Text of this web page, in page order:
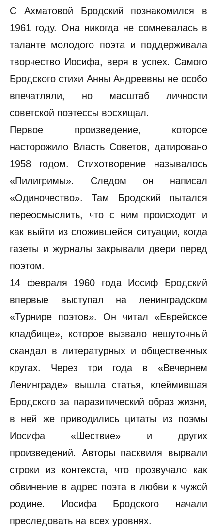
С Ахматовой Бродский познакомился в
1961 году. Она никогда не сомневалась в
таланте молодого поэта и поддерживала
творчество Иосифа, веря в успех. Самого
Бродского стихи Анны Андреевны не особо
впечатляли, но масштаб личности
советской поэтессы восхищал.
Первое произведение, которое
насторожило Власть Советов, датировано
1958 годом. Стихотворение называлось
«Пилигримы». Следом он написал
«Одиночество». Там Бродский пытался
переосмыслить, что с ним происходит и
как выйти из сложившейся ситуации, когда
газеты и журналы закрывали двери перед
поэтом.
14 февраля 1960 года Иосиф Бродский
впервые выступал на ленинградском
«Турнире поэтов». Он читал «Еврейское
кладбище», которое вызвало нешуточный
скандал в литературных и общественных
кругах. Через три года в «Вечернем
Ленинграде» вышла статья, клеймившая
Бродского за паразитический образ жизни,
в ней же приводились цитаты из поэмы
Иосифа «Шествие» и других
произведений. Авторы пасквиля вырвали
строки из контекста, что прозвучало как
обвинение в адрес поэта в любви к чужой
родине. Иосифа Бродского начали
преследовать на всех уровнях.